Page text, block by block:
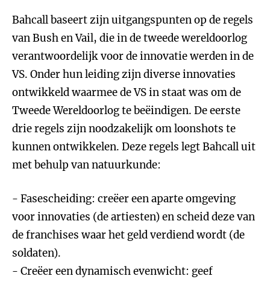
Bahcall baseert zijn uitgangspunten op de regels
van Bush en Vail, die in de tweede wereldoorlog
verantwoordelijk voor de innovatie werden in de
VS. Onder hun leiding zijn diverse innovaties
ontwikkeld waarmee de VS in staat was om de
Tweede Wereldoorlog te beëindigen. De eerste
drie regels zijn noodzakelijk om loonshots te
kunnen ontwikkelen. Deze regels legt Bahcall uit
met behulp van natuurkunde:
- Fasescheiding: creëer een aparte omgeving
voor innovaties (de artiesten) en scheid deze van
de franchises waar het geld verdiend wordt (de
soldaten).
- Creëer een dynamisch evenwicht: geef